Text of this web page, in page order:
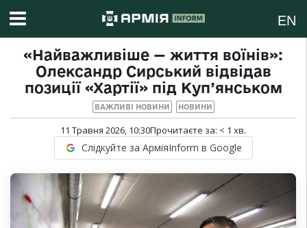
EN
«Найважливіше — життя воїнів»:
Олександр Сирський відвідав
позиції «Хартії» під Куп’янськом
ВАЖЛИВІ НОВИНИ НОВИНИ
11 Травня 2026, 10:30Прочитаєте за: < 1 хв.
Слідкуйте за АрміяInform в Google